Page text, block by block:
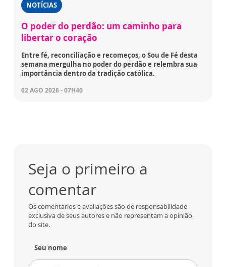
NOTÍCIAS
O poder do perdão: um caminho para
libertar o coração
Entre fé, reconciliação e recomeços, o Sou de Fé desta
semana mergulha no poder do perdão e relembra sua
importância dentro da tradição católica.
02 AGO 2026 - 07H40
Seja o primeiro a
comentar
Os comentários e avaliações são de responsabilidade
exclusiva de seus autores e não representam a opinião
do site.
Seu nome